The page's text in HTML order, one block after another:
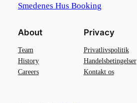
Smedenes Hus Booking
About
Team
History
Careers
Privacy
Privatlivspolitik
Handelsbetingelser
Kontakt os